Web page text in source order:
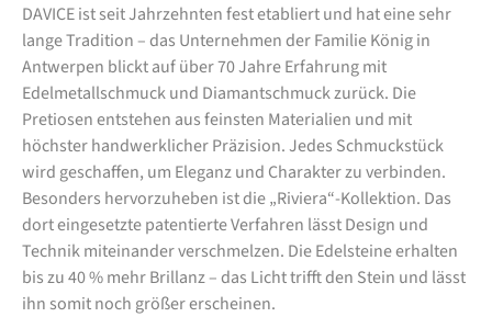
DAVICE ist seit Jahrzehnten fest etabliert und hat eine sehr
lange Tradition – das Unternehmen der Familie König in
Antwerpen blickt auf über 70 Jahre Erfahrung mit
Edelmetallschmuck und Diamantschmuck zurück. Die
Pretiosen entstehen aus feinsten Materialien und mit
höchster handwerklicher Präzision. Jedes Schmuckstück
wird geschaffen, um Eleganz und Charakter zu verbinden.
Besonders hervorzuheben ist die „Riviera“-Kollektion. Das
dort eingesetzte patentierte Verfahren lässt Design und
Technik miteinander verschmelzen. Die Edelsteine erhalten
bis zu 40 % mehr Brillanz – das Licht trifft den Stein und lässt
ihn somit noch größer erscheinen.